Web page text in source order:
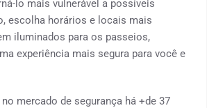
lo mais vulnerável a possíveis
escolha horários e locais mais
iluminados para os passeios,
experiência mais segura para você e
mercado de segurança há +de 37